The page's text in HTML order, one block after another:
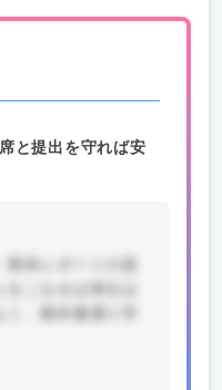
と提出を守れば安
期末レポートの提